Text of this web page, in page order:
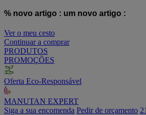
% novo artigo : um novo artigo :
Ver o meu cesto
Continuar a comprar
PRODUTOS
PROMOÇÕES
Oferta Eco-Responsável
MANUTAN EXPERT
Siga a sua encomenda Pedir de orçamento